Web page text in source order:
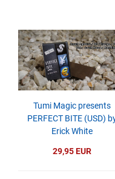
Tumi Magic presents
PERFECT BITE (USD)
Erick White
29,95 EUR